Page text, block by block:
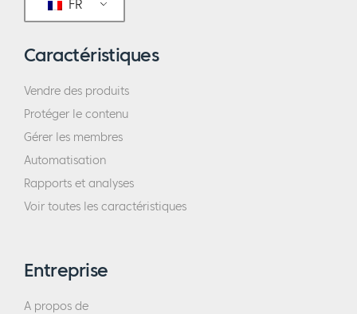
FR
Caractéristiques
Vendre des produits
Protéger le contenu
Gérer les membres
Automatisation
Rapports et analyses
Voir toutes les caractéristiques
Entreprise
A propos de